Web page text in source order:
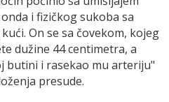
i fizičkog sukoba sa
On se sa čovekom, kojeg
dužine 44 centimetra, a
butini i rasekao mu arteriju"
presude.